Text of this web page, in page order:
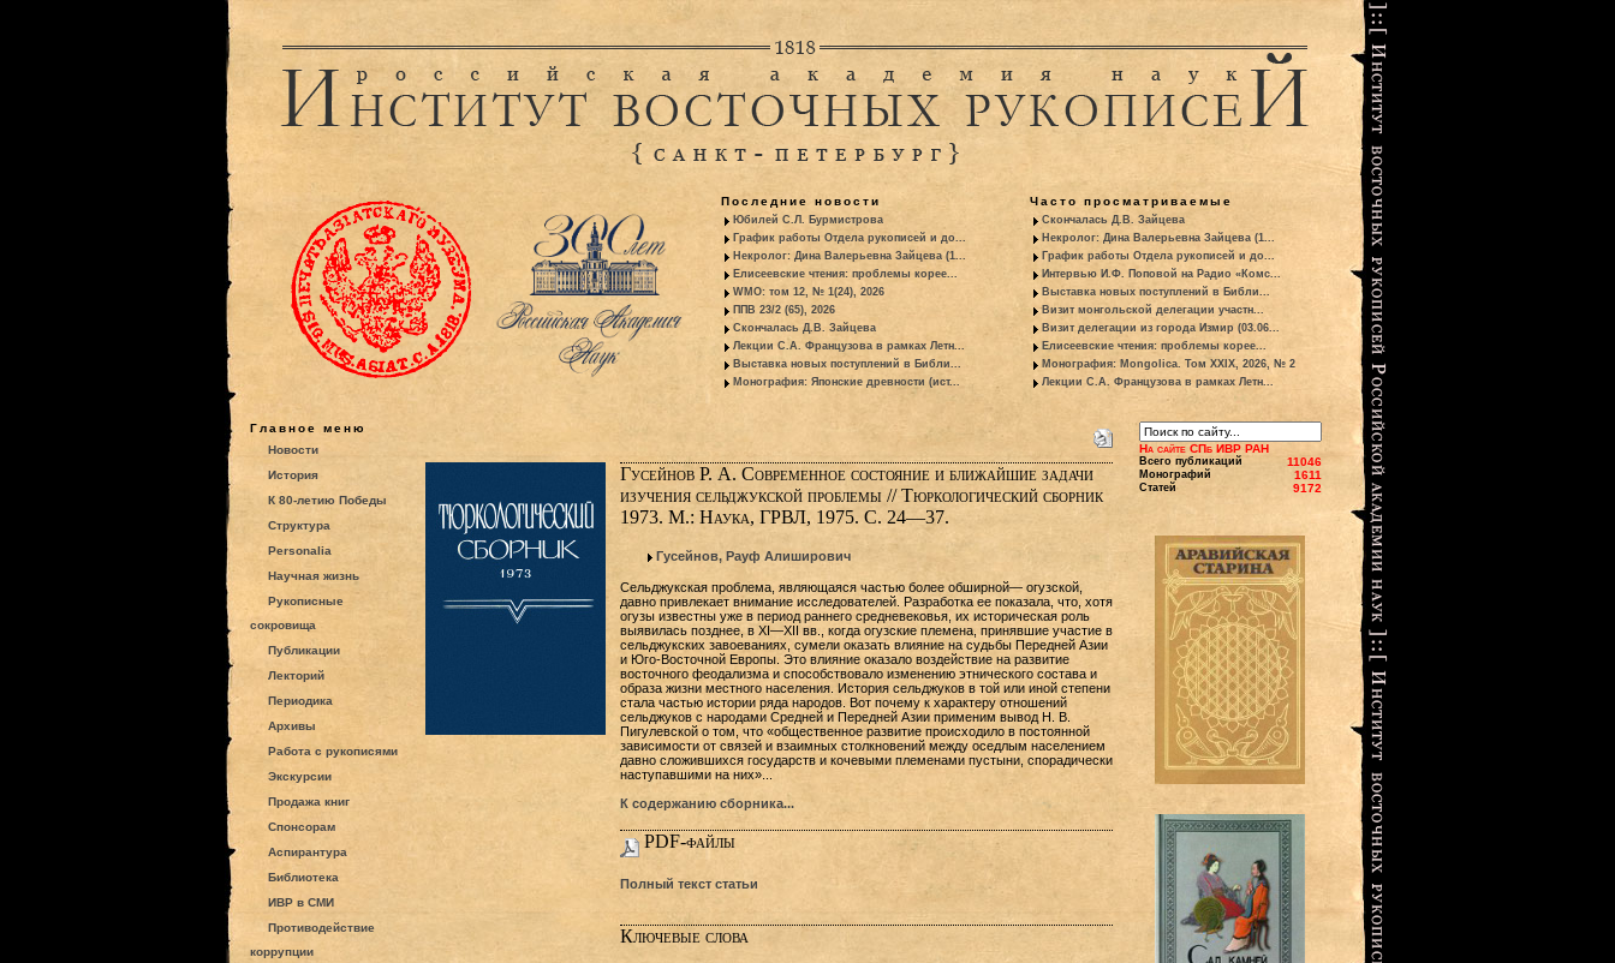
Последние новости
Юбилей С.Л. Бурмистрова
График работы Отдела рукописей и до...
Некролог: Дина Валерьевна Зайцева (1...
Елисеевские чтения: проблемы корее...
WMO: том 12, № 1(24), 2026
ППВ 23/2 (65), 2026
Скончалась Д.В. Зайцева
Лекции С.А. Французова в рамках Летн...
Выставка новых поступлений в Библи...
Монография: Японские древности (ист...
Часто просматриваемые
Скончалась Д.В. Зайцева
Некролог: Дина Валерьевна Зайцева (1...
График работы Отдела рукописей и до...
Интервью И.Ф. Поповой на Радио «Комс...
Выставка новых поступлений в Библи...
Визит монгольской делегации участн...
Визит делегации из города Измир (03.06...
Елисеевские чтения: проблемы корее...
Монография: Mongolica. Том XXIX, 2026, № 2
Лекции С.А. Французова в рамках Летн...
Главное меню
Новости
История
К 80-летию Победы
Структура
Personalia
Научная жизнь
Рукописные
сокровища
Публикации
Лекторий
Периодика
Архивы
Работа с рукописями
Экскурсии
Продажа книг
Спонсорам
Аспирантура
Библиотека
ИВР в СМИ
Противодействие
коррупции
Гусейнов Р. А. Современное состояние и ближайшие задачи
изучения сельджукской проблемы // Тюркологический сборник
1973. М.: Наука, ГРВЛ, 1975. С. 24—37.
Гусейнов, Рауф Алиширович
Сельджукская проблема, являющаяся частью более обширной— огузской,
давно привлекает внимание исследователей. Разработка ее показала, что, хотя
огузы известны уже в период раннего средневековья, их историческая роль
выявилась позднее, в XI—XII вв., когда огузские племена, принявшие участие в
сельджукских завоеваниях, сумели оказать влияние на судьбы Передней Азии
и Юго-Восточной Европы. Это влияние оказало воздействие на развитие
восточного феодализма и способствовало изменению этнического состава и
образа жизни местного населения. История сельджуков в той или иной степени
стала частью истории ряда народов. Вот почему к характеру отношений
сельджуков с народами Средней и Передней Азии применим вывод Н. В.
Пигулевской о том, что «общественное развитие происходило в постоянной
зависимости от связей и взаимных столкновений между оседлым населением
давно сложившихся государств и кочевыми племенами пустыни, спорадически
наступавшими на них»...
К содержанию сборника...
PDF-файлы
Полный текст статьи
Ключевые слова
На сайте СПб ИВР РАН
Всего публикаций 11046
Монографий 1611
Статей 9172